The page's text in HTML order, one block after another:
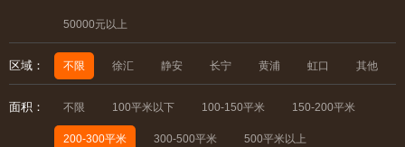
50000元以上
区域： 不限 徐汇 静安 长宁 黄浦 虹口 其他
面积： 不限 100平米以下 100-150平米 150-200平米
200-300平米 300-500平米 500平米以上